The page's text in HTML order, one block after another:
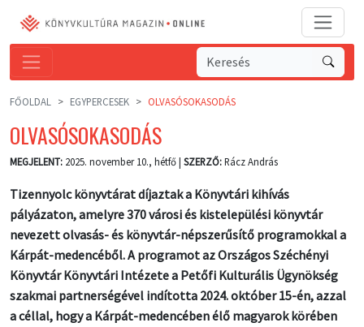
FŐOLDAL EGYPERCESEK OLVASÓSOKASODÁS
OLVASÓSOKASODÁS
MEGJELENT: 2025. november 10., hétfő | SZERZŐ:Rácz András
Tizennyolc könyvtárat díjaztak a Könyvtári kihívás
pályázaton, amelyre 370 városi és kistelepülési könyvtár
nevezett olvasás- és könyvtár-népszerűsítő programokkal a
Kárpát-medencéből. A programot az Országos Széchényi
Könyvtár Könyvtári Intézete a Petőfi Kulturális Ügynökség
szakmai partnerségével indította 2024. október 15-én, azzal
a céllal, hogy a Kárpát-medencében élő magyarok körében